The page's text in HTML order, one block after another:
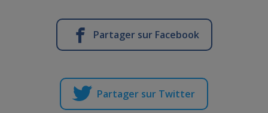
Partager sur Facebook
Partager sur Twitter